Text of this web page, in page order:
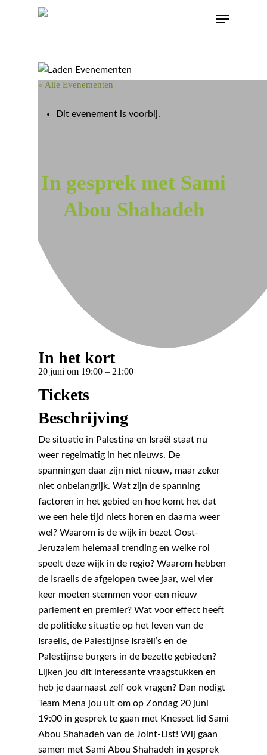
« Alle Evenementen
Dit evenement is voorbij.
In gesprek met Sami
Abou Shahadeh
In het kort
20 juni om 19:00 – 21:00
Tickets
Beschrijving
De situatie in Palestina en Israël staat nu
weer regelmatig in het nieuws. De
spanningen daar zijn niet nieuw, maar zeker
niet onbelangrijk. Wat zijn de spanning
factoren in het gebied en hoe komt het dat
we een hele tijd niets horen en daarna weer
wel? Waarom is de wijk in bezet Oost-
Jeruzalem helemaal trending en welke rol
speelt deze wijk in de regio? Waarom hebben
de Israelis de afgelopen twee jaar, wel vier
keer moeten stemmen voor een nieuw
parlement en premier? Wat voor effect heeft
de politieke situatie op het leven van de
Israelis, de Palestijnse Israëli’s en de
Palestijnse burgers in de bezette gebieden?
Lijken jou dit interessante vraagstukken en
heb je daarnaast zelf ook vragen? Dan nodigt
Team Mena jou uit om op Zondag 20 juni
19:00 in gesprek te gaan met Knesset lid Sami
Abou Shahadeh van de Joint-List! Wij gaan
samen met Sami Abou Shahadeh in gesprek